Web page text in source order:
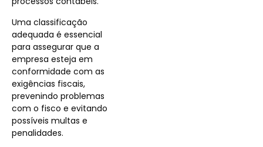
Uma classificação
adequada é essencial
para assegurar que a
empresa esteja em
conformidade com as
exigências fiscais,
prevenindo problemas
com o fisco e evitando
possíveis multas e
penalidades.